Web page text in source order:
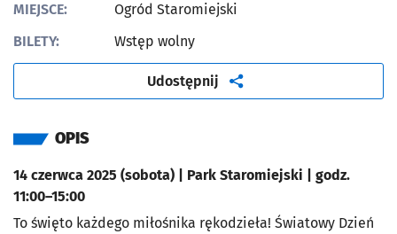
MIEJSCE:
Ogród Staromiejski
BILETY:
Wstęp wolny
Udostępnij artykuł
OPIS
14 czerwca 2025 (sobota) | Park Staromiejski | godz.
11:00–15:00
To święto każdego miłośnika rękodzieła! Światowy Dzień